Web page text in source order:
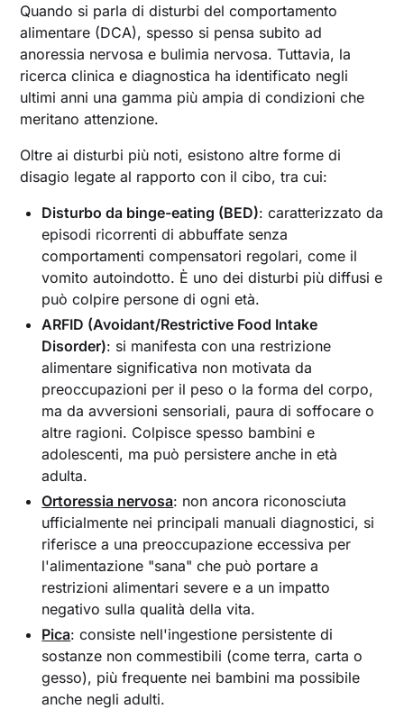
Quando si parla di disturbi del comportamento
alimentare (DCA), spesso si pensa subito ad
anoressia nervosa e bulimia nervosa. Tuttavia, la
ricerca clinica e diagnostica ha identificato negli
ultimi anni una gamma più ampia di condizioni che
meritano attenzione.
Oltre ai disturbi più noti, esistono altre forme di
disagio legate al rapporto con il cibo, tra cui:
Disturbo da binge-eating (BED): caratterizzato da
episodi ricorrenti di abbuffate senza
comportamenti compensatori regolari, come il
vomito autoindotto. È uno dei disturbi più diffusi e
può colpire persone di ogni età.
ARFID (Avoidant/Restrictive Food Intake
Disorder): si manifesta con una restrizione
alimentare significativa non motivata da
preoccupazioni per il peso o la forma del corpo,
ma da avversioni sensoriali, paura di soffocare o
altre ragioni. Colpisce spesso bambini e
adolescenti, ma può persistere anche in età
adulta.
Ortoressia nervosa: non ancora riconosciuta
ufficialmente nei principali manuali diagnostici, si
riferisce a una preoccupazione eccessiva per
l'alimentazione "sana" che può portare a
restrizioni alimentari severe e a un impatto
negativo sulla qualità della vita.
Pica: consiste nell'ingestione persistente di
sostanze non commestibili (come terra, carta o
gesso), più frequente nei bambini ma possibile
anche negli adulti.